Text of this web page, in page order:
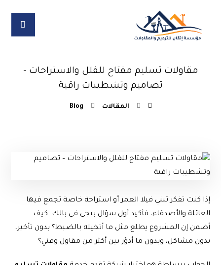
مقاولات تسليم مفتاح للفلل والاستراحات –
تصاميم وتشطيبات راقية
المقالات Blog
إذا كنت تفكر تبني فيلا العمر أو استراحة خاصة تجمع فيها
العائلة والأصدقاء، فأكيد أول سؤال بيجي في بالك: كيف
أضمن إن المشروع يطلع مثل ما أتخيله بالضبط؟ بدون تأخير،
بدون مشاكل، وبدون ما أدوّر بين أكثر من مقاول وفني؟